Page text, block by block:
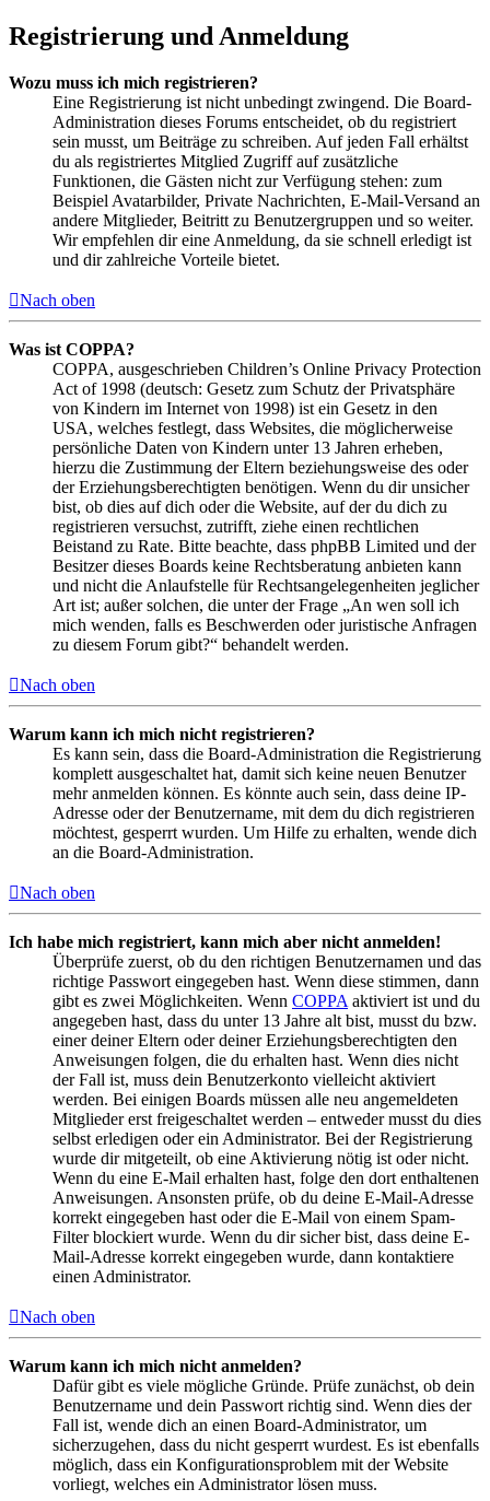
Registrierung und Anmeldung
Wozu muss ich mich registrieren?
Eine Registrierung ist nicht unbedingt zwingend. Die Board-
Administration dieses Forums entscheidet, ob du registriert
sein musst, um Beiträge zu schreiben. Auf jeden Fall erhältst
du als registriertes Mitglied Zugriff auf zusätzliche
Funktionen, die Gästen nicht zur Verfügung stehen: zum
Beispiel Avatarbilder, Private Nachrichten, E-Mail-Versand an
andere Mitglieder, Beitritt zu Benutzergruppen und so weiter.
Wir empfehlen dir eine Anmeldung, da sie schnell erledigt ist
und dir zahlreiche Vorteile bietet.
Nach oben
Was ist COPPA?
COPPA, ausgeschrieben Children’s Online Privacy Protection
Act of 1998 (deutsch: Gesetz zum Schutz der Privatsphäre
von Kindern im Internet von 1998) ist ein Gesetz in den
USA, welches festlegt, dass Websites, die möglicherweise
persönliche Daten von Kindern unter 13 Jahren erheben,
hierzu die Zustimmung der Eltern beziehungsweise des oder
der Erziehungsberechtigten benötigen. Wenn du dir unsicher
bist, ob dies auf dich oder die Website, auf der du dich zu
registrieren versuchst, zutrifft, ziehe einen rechtlichen
Beistand zu Rate. Bitte beachte, dass phpBB Limited und der
Besitzer dieses Boards keine Rechtsberatung anbieten kann
und nicht die Anlaufstelle für Rechtsangelegenheiten jeglicher
Art ist; außer solchen, die unter der Frage „An wen soll ich
mich wenden, falls es Beschwerden oder juristische Anfragen
zu diesem Forum gibt?“ behandelt werden.
Nach oben
Warum kann ich mich nicht registrieren?
Es kann sein, dass die Board-Administration die Registrierung
komplett ausgeschaltet hat, damit sich keine neuen Benutzer
mehr anmelden können. Es könnte auch sein, dass deine IP-
Adresse oder der Benutzername, mit dem du dich registrieren
möchtest, gesperrt wurden. Um Hilfe zu erhalten, wende dich
an die Board-Administration.
Nach oben
Ich habe mich registriert, kann mich aber nicht anmelden!
Überprüfe zuerst, ob du den richtigen Benutzernamen und das
richtige Passwort eingegeben hast. Wenn diese stimmen, dann
gibt es zwei Möglichkeiten. Wenn COPPA aktiviert ist und du
angegeben hast, dass du unter 13 Jahre alt bist, musst du bzw.
einer deiner Eltern oder deiner Erziehungsberechtigten den
Anweisungen folgen, die du erhalten hast. Wenn dies nicht
der Fall ist, muss dein Benutzerkonto vielleicht aktiviert
werden. Bei einigen Boards müssen alle neu angemeldeten
Mitglieder erst freigeschaltet werden – entweder musst du dies
selbst erledigen oder ein Administrator. Bei der Registrierung
wurde dir mitgeteilt, ob eine Aktivierung nötig ist oder nicht.
Wenn du eine E-Mail erhalten hast, folge den dort enthaltenen
Anweisungen. Ansonsten prüfe, ob du deine E-Mail-Adresse
korrekt eingegeben hast oder die E-Mail von einem Spam-
Filter blockiert wurde. Wenn du dir sicher bist, dass deine E-
Mail-Adresse korrekt eingegeben wurde, dann kontaktiere
einen Administrator.
Nach oben
Warum kann ich mich nicht anmelden?
Dafür gibt es viele mögliche Gründe. Prüfe zunächst, ob dein
Benutzername und dein Passwort richtig sind. Wenn dies der
Fall ist, wende dich an einen Board-Administrator, um
sicherzugehen, dass du nicht gesperrt wurdest. Es ist ebenfalls
möglich, dass ein Konfigurationsproblem mit der Website
vorliegt, welches ein Administrator lösen muss.